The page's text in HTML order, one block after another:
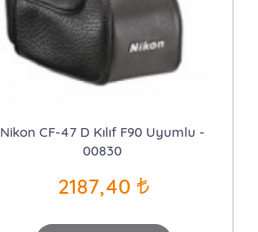
Nikon CF-47 D Kılıf F90 Uyumlu -
00830
2187,40